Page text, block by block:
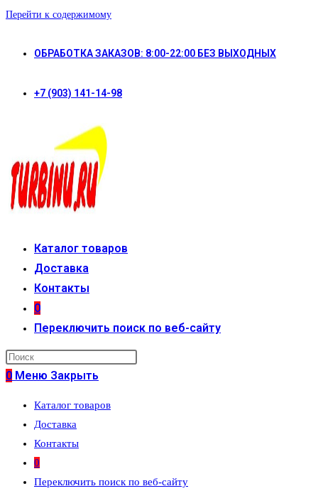
Перейти к содержимому
ОБРАБОТКА ЗАКАЗОВ: 8:00-22:00 БЕЗ ВЫХОДНЫХ
+7 (903) 141-14-98
Каталог товаров
Доставка
Контакты
0
Переключить поиск по веб-сайту
0 Меню Закрыть
Каталог товаров
Доставка
Контакты
0
Переключить поиск по веб-сайту